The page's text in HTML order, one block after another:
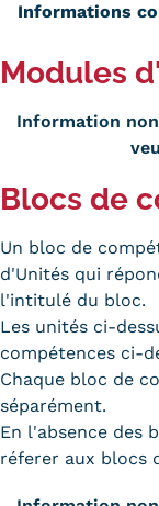
Informations
Modules
Information
Blocs de
Un bloc de
d'Unités qui
l'intitulé du bloc.
Les unités ci-
compétences ci-
Chaque bloc de
séparément.
En l'absence des
réferer aux blocs